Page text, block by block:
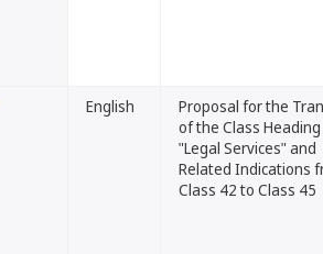
English
Proposal for the
of the Class Heading
"Legal Services" and
Related Indications
Class 42 to Class 45